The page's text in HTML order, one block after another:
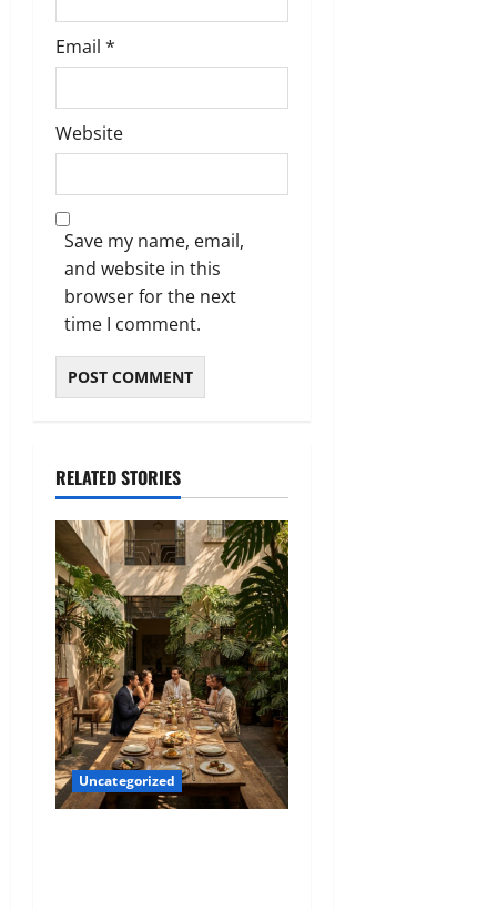
Email *
Website
Save my name, email,
and website in this
browser for the next
time I comment.
RELATED STORIES
Uncategorized